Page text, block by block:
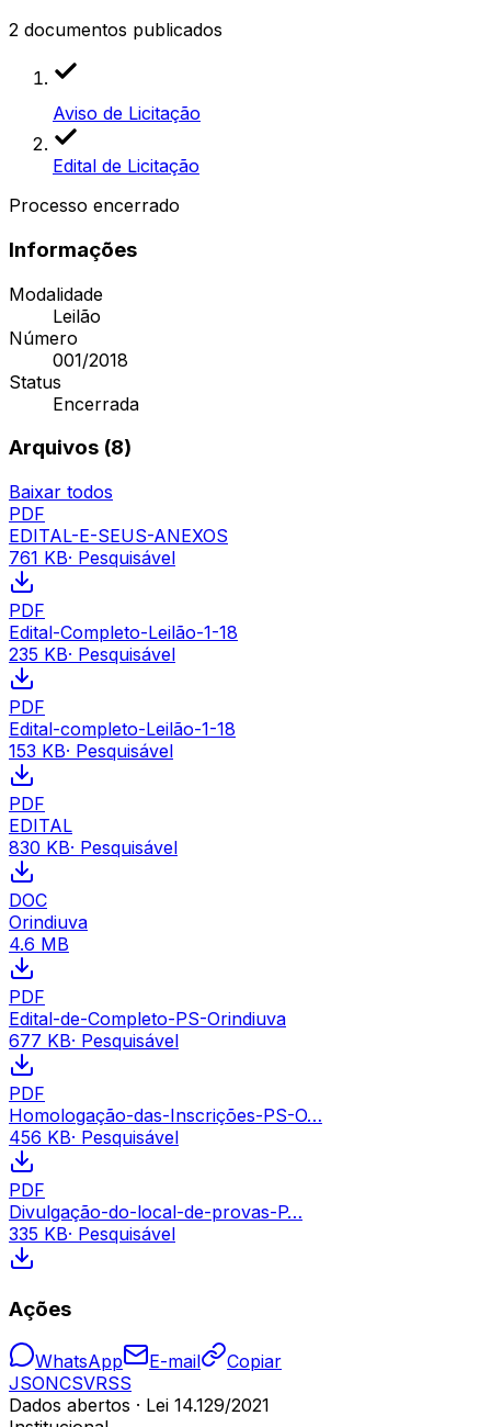
2 documentos publicados
Aviso de Licitação
Edital de Licitação
Processo encerrado
Informações
Modalidade
Leilão
Número
001/2018
Status
Encerrada
Arquivos (8)
Baixar todos
PDF
EDITAL-E-SEUS-ANEXOS
761 KB· Pesquisável
PDF
Edital-Completo-Leilão-1-18
235 KB· Pesquisável
PDF
Edital-completo-Leilão-1-18
153 KB· Pesquisável
PDF
EDITAL
830 KB· Pesquisável
DOC
Orindiuva
4.6 MB
PDF
Edital-de-Completo-PS-Orindiuva
677 KB· Pesquisável
PDF
Homologação-das-Inscrições-PS-O…
456 KB· Pesquisável
PDF
Divulgação-do-local-de-provas-P…
335 KB· Pesquisável
Ações
WhatsApp E-mail
Copiar
JSONCSVRSS
Dados abertos · Lei 14.129/2021